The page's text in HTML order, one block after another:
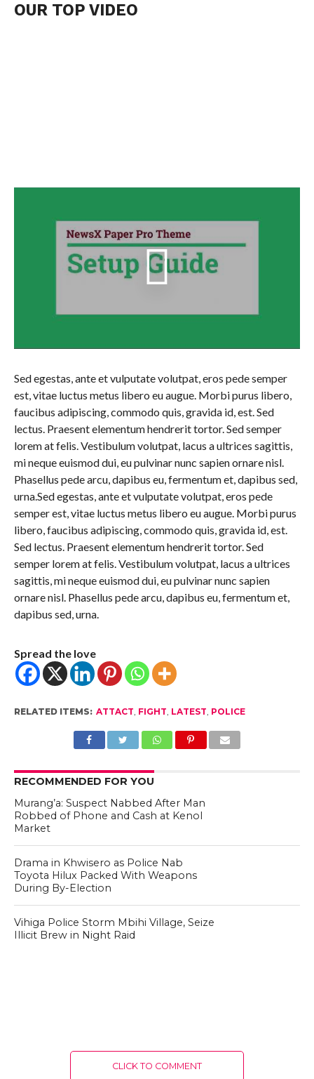
OUR TOP VIDEO
Sed egestas, ante et vulputate volutpat, eros pede semper
est, vitae luctus metus libero eu augue. Morbi purus libero,
faucibus adipiscing, commodo quis, gravida id, est. Sed
lectus. Praesent elementum hendrerit tortor. Sed semper
lorem at felis. Vestibulum volutpat, lacus a ultrices sagittis,
mi neque euismod dui, eu pulvinar nunc sapien ornare nisl.
Phasellus pede arcu, dapibus eu, fermentum et, dapibus sed,
urna.Sed egestas, ante et vulputate volutpat, eros pede
semper est, vitae luctus metus libero eu augue. Morbi purus
libero, faucibus adipiscing, commodo quis, gravida id, est.
Sed lectus. Praesent elementum hendrerit tortor. Sed
semper lorem at felis. Vestibulum volutpat, lacus a ultrices
sagittis, mi neque euismod dui, eu pulvinar nunc sapien
ornare nisl. Phasellus pede arcu, dapibus eu, fermentum et,
dapibus sed, urna.
Spread the love
RELATED ITEMS: ATTACT FIGHT LATEST POLICE
RECOMMENDED FOR YOU
Murang’a: Suspect Nabbed After Man
Robbed of Phone and Cash at Kenol
Market
Drama in Khwisero as Police Nab
Toyota Hilux Packed With Weapons
During By-Election
Vihiga Police Storm Mbihi Village, Seize
Illicit Brew in Night Raid
CLICK TO COMMENT